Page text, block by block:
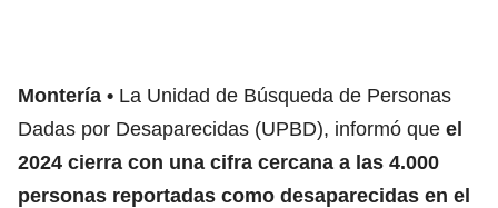
Montería
La Unidad de Búsqueda de Personas
Dadas por Desaparecidas (UPBD), informó que el
2024 cierra con una cifra cercana a las 4.000
personas reportadas como desaparecidas en el